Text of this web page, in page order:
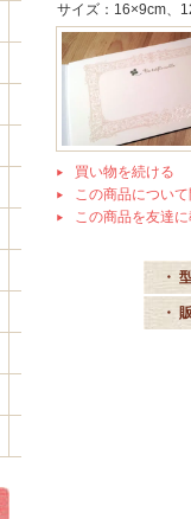
サイズ：16×9cm、
買い物を続ける
この商品につい
この商品を友達
・
・